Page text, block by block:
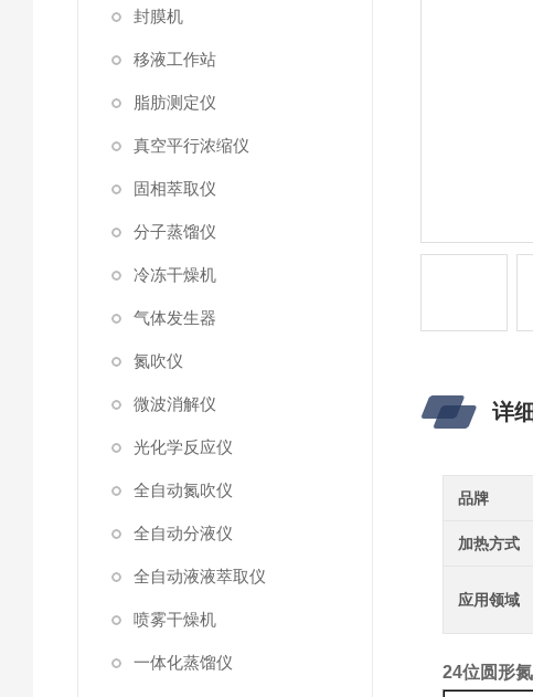
封膜机
移液工作站
脂肪测定仪
真空平行浓缩仪
固相萃取仪
分子蒸馏仪
冷冻干燥机
气体发生器
氮吹仪
微波消解仪
光化学反应仪
全自动氮吹仪
全自动分液仪
全自动液液萃取仪
喷雾干燥机
一体化蒸馏仪
详
品牌
加热方式
应用领域
24位圆形